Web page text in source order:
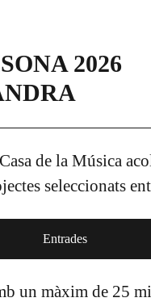
2026
de la Música
seleccionats
Entrades
un màxim de 25